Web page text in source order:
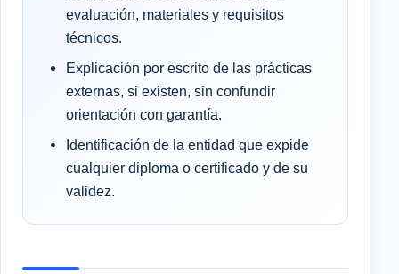
evaluación, materiales y requisitos
técnicos.
Explicación por escrito de las prácticas
externas, si existen, sin confundir
orientación con garantía.
Identificación de la entidad que expide
cualquier diploma o certificado y de su
validez.